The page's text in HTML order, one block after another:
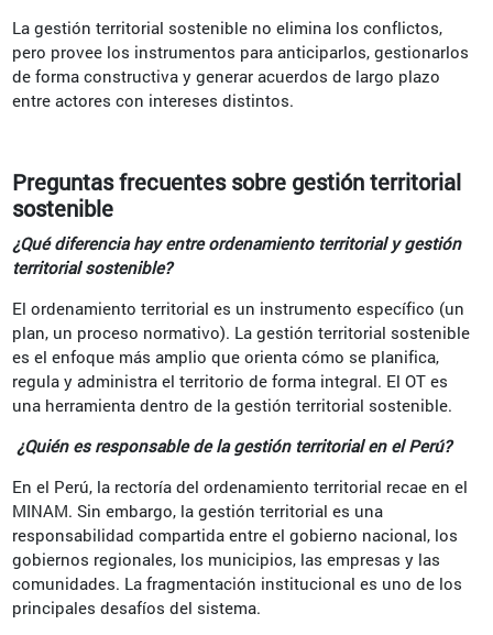
La gestión territorial sostenible no elimina los conflictos,
pero provee los instrumentos para anticiparlos, gestionarlos
de forma constructiva y generar acuerdos de largo plazo
entre actores con intereses distintos.
Preguntas frecuentes sobre gestión territorial
sostenible
¿Qué diferencia hay entre ordenamiento territorial y gestión
territorial sostenible?
El ordenamiento territorial es un instrumento específico (un
plan, un proceso normativo). La gestión territorial sostenible
es el enfoque más amplio que orienta cómo se planifica,
regula y administra el territorio de forma integral. El OT es
una herramienta dentro de la gestión territorial sostenible.
¿Quién es responsable de la gestión territorial en el Perú?
En el Perú, la rectoría del ordenamiento territorial recae en el
MINAM. Sin embargo, la gestión territorial es una
responsabilidad compartida entre el gobierno nacional, los
gobiernos regionales, los municipios, las empresas y las
comunidades. La fragmentación institucional es uno de los
principales desafíos del sistema.